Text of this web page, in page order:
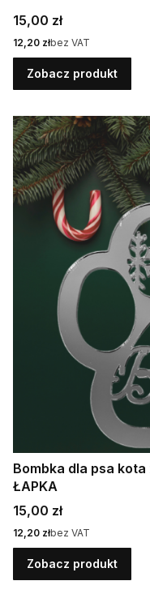
Cena
15,00 zł
Cena
12,20 złbez VAT
Zobacz produkt
Bombka dla psa
ŁAPKA
Cena
15,00 zł
Cena
12,20 złbez VAT
Zobacz produkt